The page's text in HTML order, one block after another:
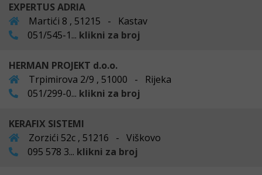
EXPERTUS ADRIA
Martići 8 , 51215 - Kastav
051/545-1... klikni za broj
HERMAN PROJEKT d.o.o.
Trpimirova 2/9 , 51000 - Rijeka
051/299-0... klikni za broj
KERAFIX SISTEMI
Zorzići 52c , 51216 - Viškovo
095 578 3... klikni za broj